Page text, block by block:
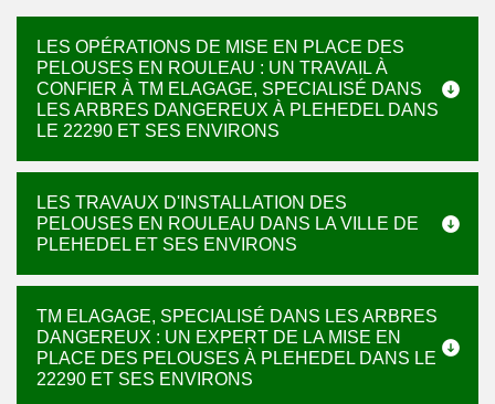
LES OPÉRATIONS DE MISE EN PLACE DES
PELOUSES EN ROULEAU : UN TRAVAIL À
CONFIER À TM ELAGAGE, SPECIALISÉ DANS
LES ARBRES DANGEREUX À PLEHEDEL DANS
LE 22290 ET SES ENVIRONS
LES TRAVAUX D'INSTALLATION DES
PELOUSES EN ROULEAU DANS LA VILLE DE
PLEHEDEL ET SES ENVIRONS
TM ELAGAGE, SPECIALISÉ DANS LES ARBRES
DANGEREUX : UN EXPERT DE LA MISE EN
PLACE DES PELOUSES À PLEHEDEL DANS LE
22290 ET SES ENVIRONS